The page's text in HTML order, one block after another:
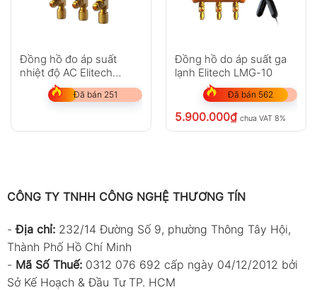
Đồng hồ đo áp suất
nhiệt độ AC Elitech
DMG-4B
Đã bán 251
Đồng hồ do áp suất ga
lạnh Elitech LMG-10
Đã bán 562
5.900.000₫ chưa VAT 8%
CÔNG TY TNHH CÔNG NGHỆ THƯƠNG TÍN
-Địa chỉ: 232/14 Đường Số 9, phường Thông Tây Hội,
Thành Phố Hồ Chí Minh
- Mã Số Thuế: 0312 076 692 cấp ngày 04/12/2012 bởi
Sở Kế Hoạch & Đầu Tư TP. HCM